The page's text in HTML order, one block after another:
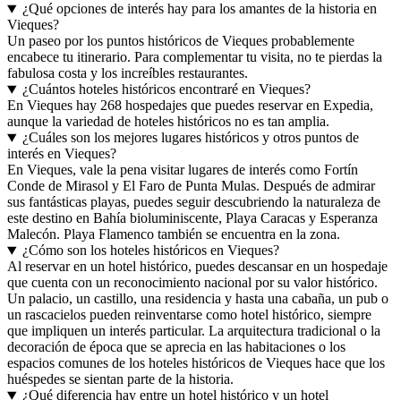
¿Qué opciones de interés hay para los amantes de la historia en
Vieques?
Un paseo por los puntos históricos de Vieques probablemente
encabece tu itinerario. Para complementar tu visita, no te pierdas la
fabulosa costa y los increíbles restaurantes.
¿Cuántos hoteles históricos encontraré en Vieques?
En Vieques hay 268 hospedajes que puedes reservar en Expedia,
aunque la variedad de hoteles históricos no es tan amplia.
¿Cuáles son los mejores lugares históricos y otros puntos de
interés en Vieques?
En Vieques, vale la pena visitar lugares de interés como Fortín
Conde de Mirasol y El Faro de Punta Mulas. Después de admirar
sus fantásticas playas, puedes seguir descubriendo la naturaleza de
este destino en Bahía bioluminiscente, Playa Caracas y Esperanza
Malecón. Playa Flamenco también se encuentra en la zona.
¿Cómo son los hoteles históricos en Vieques?
Al reservar en un hotel histórico, puedes descansar en un hospedaje
que cuenta con un reconocimiento nacional por su valor histórico.
Un palacio, un castillo, una residencia y hasta una cabaña, un pub o
un rascacielos pueden reinventarse como hotel histórico, siempre
que impliquen un interés particular. La arquitectura tradicional o la
decoración de época que se aprecia en las habitaciones o los
espacios comunes de los hoteles históricos de Vieques hace que los
huéspedes se sientan parte de la historia.
¿Qué diferencia hay entre un hotel histórico y un hotel